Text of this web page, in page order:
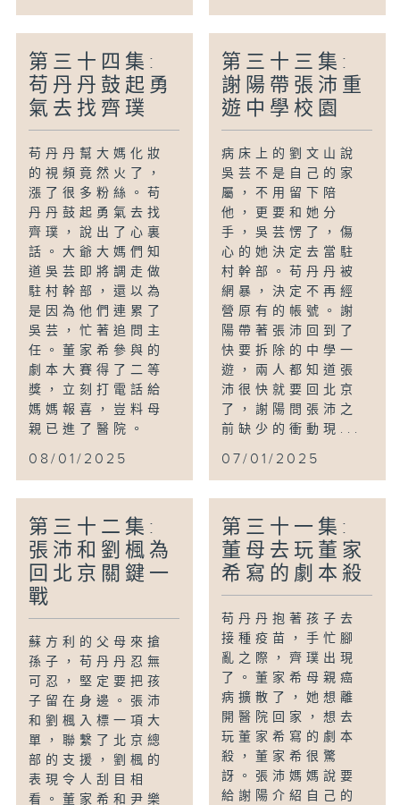
第三十四集:
苟丹丹鼓起勇
氣去找齊璞
苟丹丹幫大媽化妝
的視頻竟然火了，
漲了很多粉絲。苟
丹丹鼓起勇氣去找
齊璞，說出了心裏
話。大爺大媽們知
道吳芸即將調走做
駐村幹部，還以為
是因為他們連累了
吳芸，忙著追問主
任。董家希參與的
劇本大賽得了二等
獎，立刻打電話給
媽媽報喜，豈料母
親已進了醫院。
08/01/2025
第三十三集:
謝陽帶張沛重
遊中學校園
病床上的劉文山說
吳芸不是自己的家
屬，不用留下陪
他，更要和她分
手，吳芸愣了，傷
心的她決定去當駐
村幹部。苟丹丹被
網暴，決定不再經
營原有的帳號。謝
陽帶著張沛回到了
快要拆除的中學一
遊，兩人都知道張
沛很快就要回北京
了，謝陽問張沛之
前缺少的衝動現...
07/01/2025
第三十二集:
張沛和劉楓為
回北京關鍵一
戰
蘇方利的父母來搶
孫子，苟丹丹忍無
可忍，堅定要把孩
子留在身邊。張沛
和劉楓入標一項大
單，聯繫了北京總
部的支援，劉楓的
表現令人刮目相
看。董家希和尹樂
第三十一集:
董母去玩董家
希寫的劇本殺
苟丹丹抱著孩子去
接種疫苗，手忙腳
亂之際，齊璞出現
了。董家希母親癌
病擴散了，她想離
開醫院回家，想去
玩董家希寫的劇本
殺，董家希很驚
訝。張沛媽媽說要
給謝陽介紹自己的